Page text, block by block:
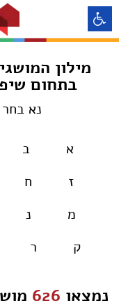
מילון
בתחום
נא בחר
א ב
ז
ח
מ
נ
ק
ר
נמצאו 626
התאמה
התאמה לעיוורי
התאמה לכבדי ראיה
הדגשת קישורים